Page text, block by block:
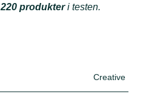
220 produkteri testen.
Creative